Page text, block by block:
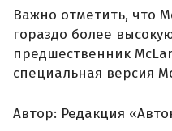
Важно отметить, что
гораздо более
предшественник
специальная версия
Автор: Редакция